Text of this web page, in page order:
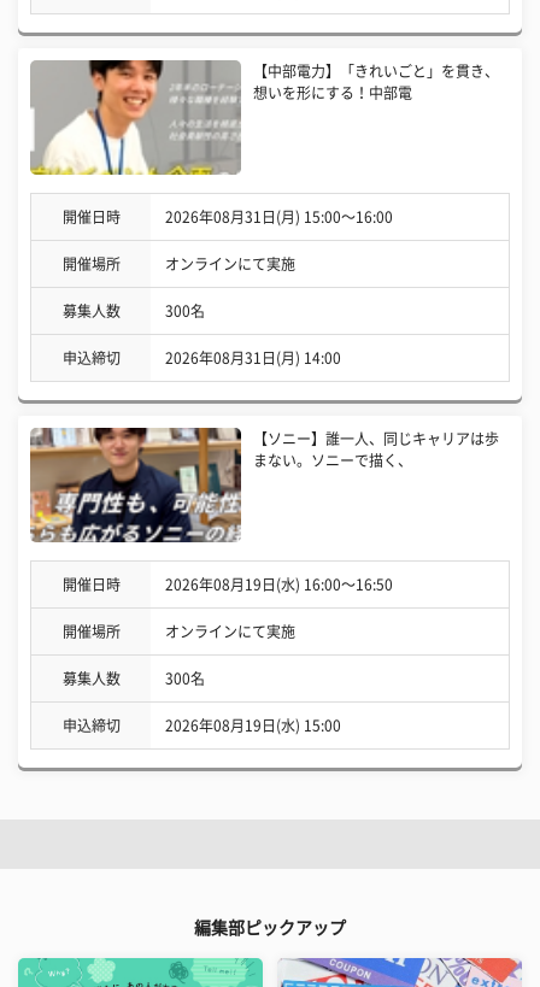
【中部電力】「きれいごと」を貫き、
想いを形にする！中部電
開催日時 2026年08月31日(月) 15:00〜16:00
開催場所 オンラインにて実施
募集人数 300名
申込締切 2026年08月31日(月) 14:00
【ソニー】誰一人、同じキャリアは歩
まない。ソニーで描く、
開催日時 2026年08月19日(水) 16:00〜16:50
開催場所 オンラインにて実施
募集人数 300名
申込締切 2026年08月19日(水) 15:00
編集部ピックアップ